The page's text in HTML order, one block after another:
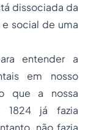
dissociada da
social de uma
entender a
em nosso
que a nossa
1824 já fazia
não fazia